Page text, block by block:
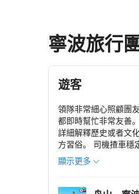
寧波旅行
遊客
領隊非常細心照顧團
都即時幫忙非常友善
詳細解釋歷史或者文
方習俗。 司機揸車穩
行李。 整體行程食宿
顯示更多